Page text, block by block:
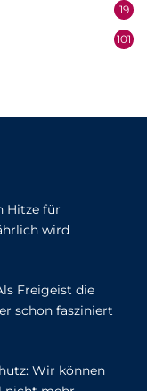
19
101
Hitze für
wird
Freigeist die
schon fasziniert
Wir können